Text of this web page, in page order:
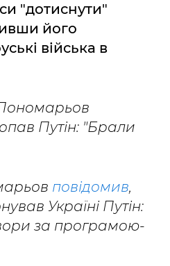
"дотиснути"
його
війська в
Путін: "Брали
повідомив,
Україні Путін:
за програмою-